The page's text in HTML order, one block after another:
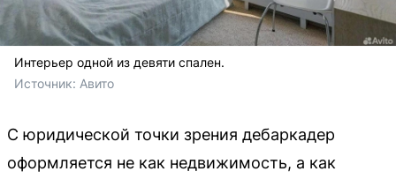
Интерьер одной из девяти спален.
Источник: Авито
С юридической точки зрения дебаркадер
оформляется не как недвижимость, а как